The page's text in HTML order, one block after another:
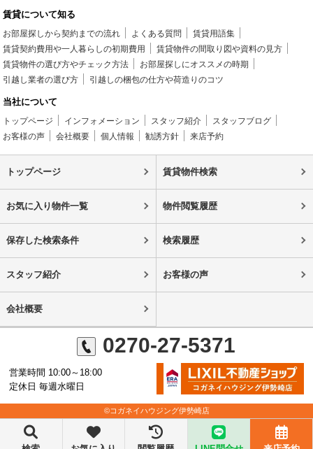
賃貸について知る
お部屋探しから契約までの流れ よくある質問
賃貸用語集
賃貸契約費用や一人暮らしの初期費用
賃貸物件の間取り図や資料の見方
賃貸物件の選び方やチェック方法
お部屋探しにオススメの時期
引越し業者の選び方
引越しの梱包の仕方や荷造りのコツ
当社について
トップページ インフォメーション スタッフ紹介
スタッフブログ
お客様の声
会社概要 個人情報 勧誘方針 来店予約
トップページ 賃貸物件検索
お気に入り物件一覧 物件閲覧履歴
保存した検索条件 検索履歴
スタッフ紹介 お客様の声
会社概要
0270-27-5371
営業時間 10:00～18:00
定休日 毎週水曜日
©コガネイハウジング伊勢崎店